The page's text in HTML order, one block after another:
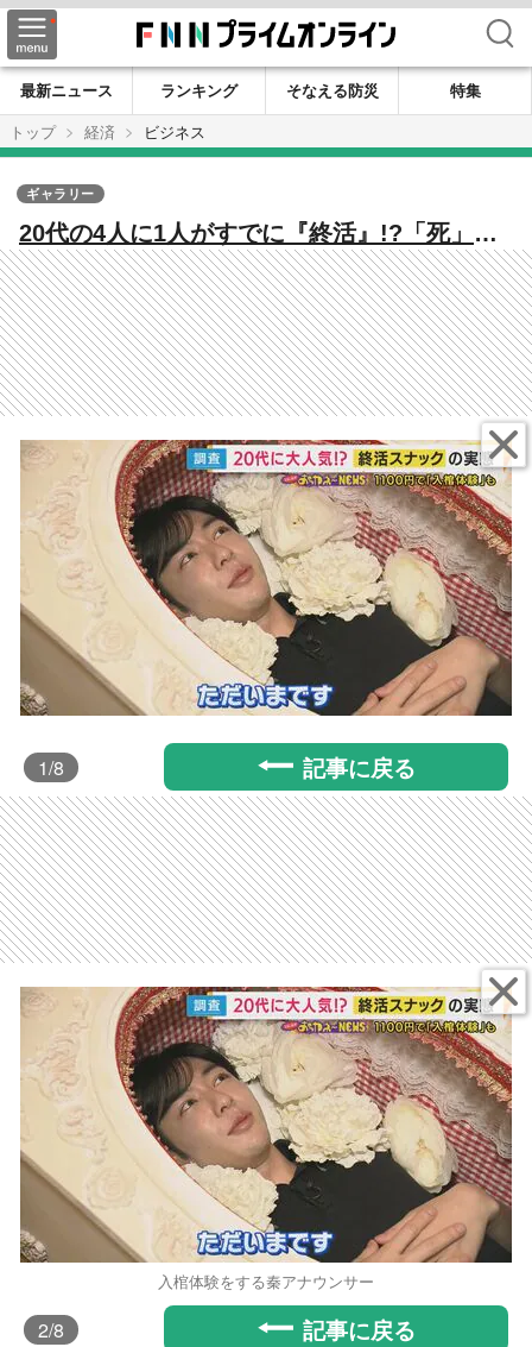
検索
最新ニュース ランキング そなえる防災
特集
トップ
経済 ビジネス
20代の4人に1人がすでに『終活』!?「死」を
前向きに考える若者の『デス活』 「終活ス
ナック」には若者がお酒を飲みながら「デス
活」語り合う「最後の残された時間をどう楽
しむかを考える前向きな作業だと思う」
ギャラリー
1/8 記事に戻る
入棺体験をする秦アナウンサー
2/8 記事に戻る